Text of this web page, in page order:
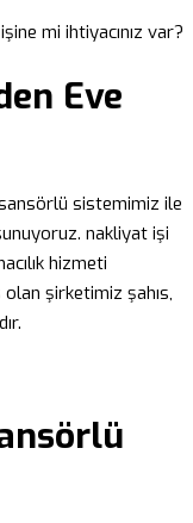
mi ihtiyacınız var?
Eve
sistemimiz ile
nakliyat işi
hizmeti
şirketimiz şahıs,